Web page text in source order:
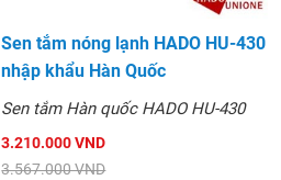
Sen tắm nóng lạnh HADO HU-430
nhập khẩu Hàn Quốc
Sen tắm Hàn quốc HADO HU-430
3.210.000 VND
3.567.000 VND